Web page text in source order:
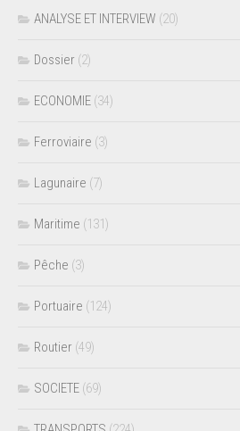
ANALYSE ET INTERVIEW (20)
Dossier (2)
ECONOMIE (34)
Ferroviaire (3)
Lagunaire (7)
Maritime (131)
Pêche (3)
Portuaire (124)
Routier (49)
SOCIETE (69)